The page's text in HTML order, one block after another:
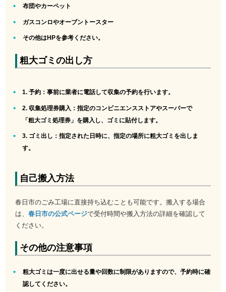
布団やカーペット
ガスコンロやオーブントースター
その他はHPを参考ください。
粗大ゴミの出し方
1. 予約 ：事前に業者に電話して収集の予約を行います。
2. 収集処理券購入 ：指定のコンビニエンスストアやスーパーで
「粗大ゴミ処理券」を購入し、ゴミに貼付します。
3. ゴミ出し ：指定された日時に、指定の場所に粗大ゴミを出しま
す。
自己搬入方法
春日市のごみ工場に直接持ち込むことも可能です。搬入する場合
は、 春日市の公式ページで受付時間や搬入方法の詳細を確認して
ください。
その他の注意事項
粗大ゴミは一度に出せる量や回数に制限がありますので、予約時に確
認してください。